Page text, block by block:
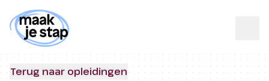
Terug naar opleidingen